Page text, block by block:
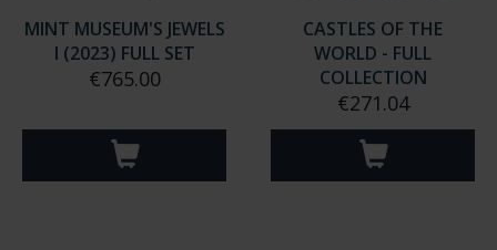
MINT MUSEUM'S JEWELS
€765.00
CASTLES OF THE
WORLD - FULL
COLLECTION
€271.04